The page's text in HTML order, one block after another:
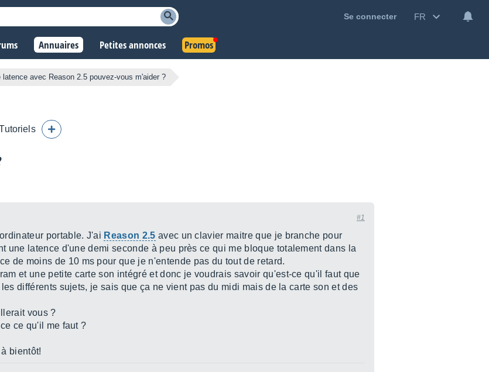
Se connecter FR
Annuaires Petites annonces Promos
latence avec Reason 2.5 pouvez-vous m'aider ?
#1
portable. J'ai Reason 2.5 avec un clavier maitre que je branche pour
une latence d'une demi seconde à peu près ce qui me bloque totalement dans la
de moins de 10 ms pour que je n'entende pas du tout de retard.
et une petite carte son intégré et donc je voudrais savoir qu'est-ce qu'il faut que
différents sujets, je sais que ça ne vient pas du midi mais de la carte son et des
vous ?
ce qu'il me faut ?
bientôt!